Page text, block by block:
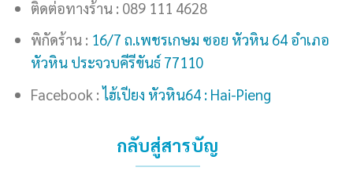
ติดต่อทางร้าน : 089 111 4628
พิกัดร้าน : 16/7 ถ.เพชรเกษม ซอย หัวหิน 64 อำเภอ
หัวหิน ประจวบคีรีขันธ์ 77110
Facebook :ไฮ้เปียง หัวหิน64 : Hai-Pieng
กลับสู่สารบัญ